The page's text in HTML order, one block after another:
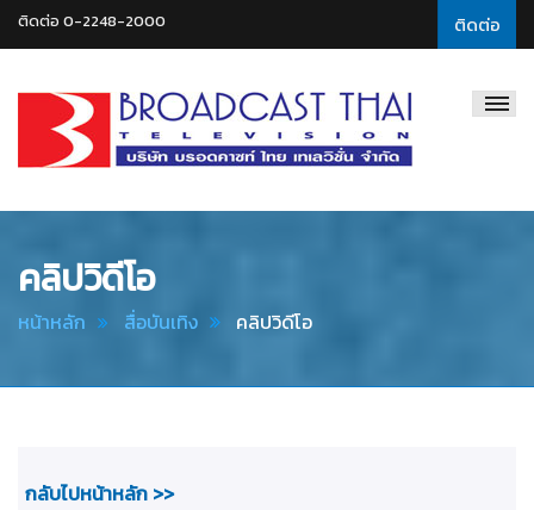
ติดต่อ
ติดต่อ 0-2248-2000
Thai
คลิปวิดีโอ
หน้าหลัก สื่อบันเทิง คลิปวิดีโอ
กลับไปหน้าหลัก >>